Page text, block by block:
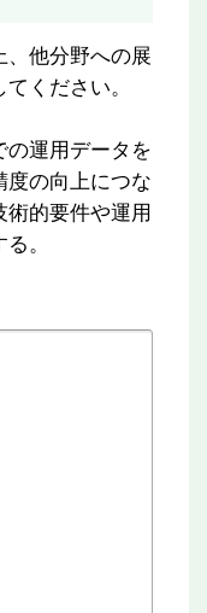
、他分野への展
ください。
の運用データを
度の向上につな
的要件や運用
。